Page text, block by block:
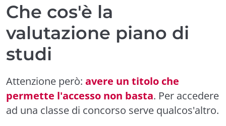
Che cos'è la
valutazione piano di
studi
Attenzione però: avere un titolo che
permette l'accesso non basta. Per accedere
ad una classe di concorso serve qualcos'altro.